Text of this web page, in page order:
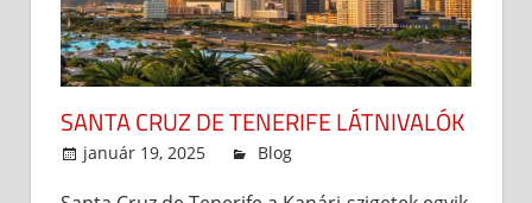
SANTA CRUZ DE TENERIFE LÁTNIVALÓK
január 19, 2025 admin
Blog